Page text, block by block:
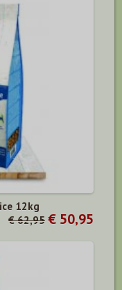
12kg
€ 62,95 € 50,95